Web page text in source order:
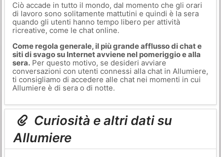
Ciò accade in tutto il mondo, dal momento che gli orari
di lavoro sono solitamente mattutini e quindi è la sera
quando gli utenti hanno tempo libero per attività
ricreative, come le chat online.
Come regola generale, il più grande afflusso di chat e
siti di svago su Internet avviene nel pomeriggio e alla
sera.Per questo motivo, se desideri avviare
conversazioni con utenti connessi alla chat in Allumiere,
ti consigliamo di accedere alle chat nei momenti in cui
Allumiere è di sera o di notte.
Curiosità e altri dati su
Allumiere